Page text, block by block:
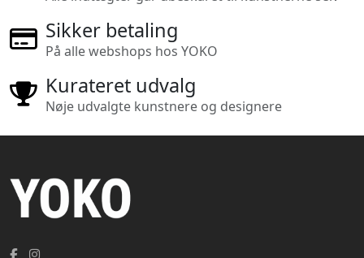
Sikker betaling
På alle webshops hos YOKO
Kurateret udvalg
Nøje udvalgte kunstnere og designere